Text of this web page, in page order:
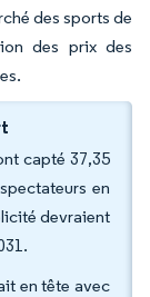
des sports de
des prix des
capté 37,35
en
devraient
en tête avec